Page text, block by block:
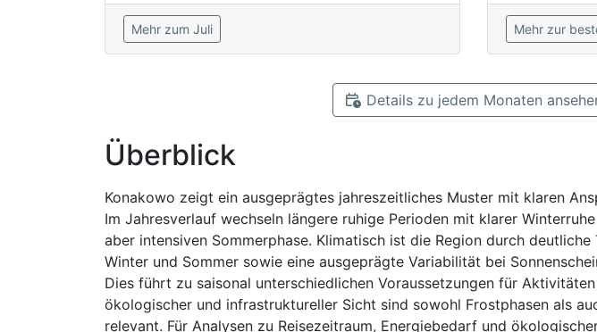
Mehr zum Juli Mehr zur
Details zu jedem Monaten
Überblick
Konakowo zeigt ein ausgeprägtes jahreszeitliches Muster mit klaren
Im Jahresverlauf wechseln längere ruhige Perioden mit klarer
aber intensiven Sommerphase. Klimatisch ist die Region durch
Winter und Sommer sowie eine ausgeprägte Variabilität bei
Dies führt zu saisonal unterschiedlichen Voraussetzungen für
ökologischer und infrastruktureller Sicht sind sowohl Frostphasen als
relevant. Für Analysen zu Reisezeitraum, Energiebedarf und